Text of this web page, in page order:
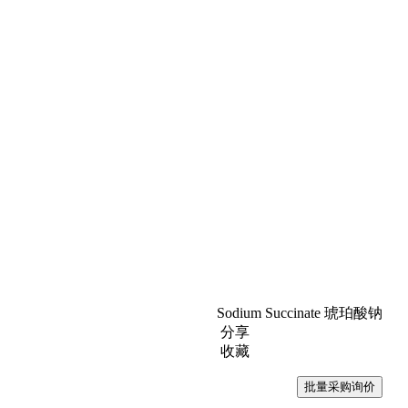
Sodium Succinate 琥珀酸钠
分享
收藏
批量采购询价